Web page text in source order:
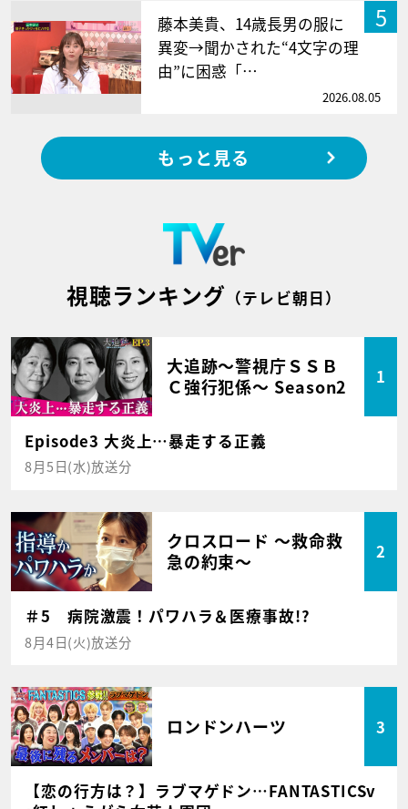
5
藤本美貴、14歳長男の服に
異変→聞かされた“4文字の理
由”に困惑「…
2026.08.05
もっと見る
視聴ランキング （テレビ朝日）
大追跡～警視庁ＳＳＢ
Ｃ強行犯係～ Season2
1
Episode3 大炎上…暴走する正義
8月5日(水)放送分
クロスロード ～救命救
急の約束～
2
＃5 病院激震！パワハラ＆医療事故!?
8月4日(火)放送分
ロンドンハーツ 3
【恋の行方は？】ラブマゲドン…FANTASTICSv